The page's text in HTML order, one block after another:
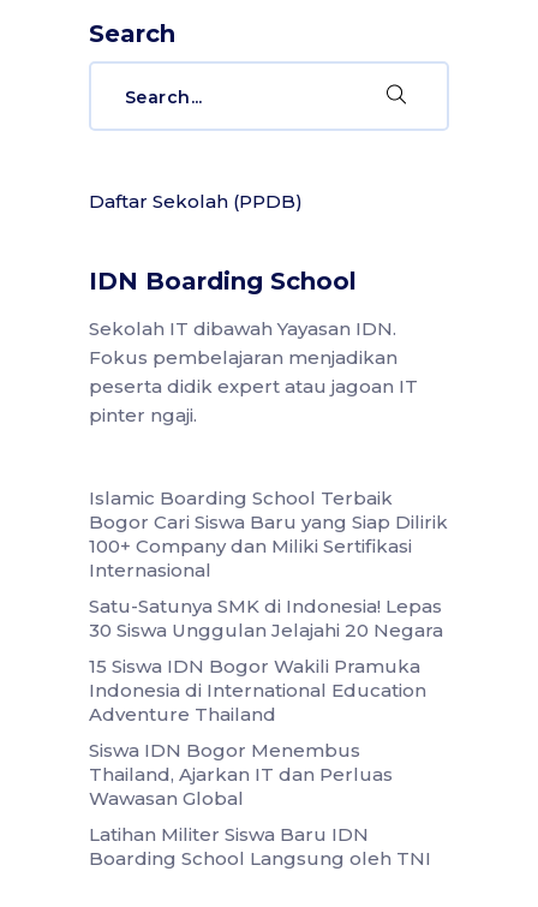
Search
Daftar Sekolah (PPDB)
IDN Boarding School
Sekolah IT dibawah Yayasan IDN.
Fokus pembelajaran menjadikan
peserta didik expert atau jagoan IT
pinter ngaji.
Islamic Boarding School Terbaik
Bogor Cari Siswa Baru yang Siap Dilirik
100+ Company dan Miliki Sertifikasi
Internasional
Satu-Satunya SMK di Indonesia! Lepas
30 Siswa Unggulan Jelajahi 20 Negara
15 Siswa IDN Bogor Wakili Pramuka
Indonesia di International Education
Adventure Thailand
Siswa IDN Bogor Menembus
Thailand, Ajarkan IT dan Perluas
Wawasan Global
Latihan Militer Siswa Baru IDN
Boarding School Langsung oleh TNI